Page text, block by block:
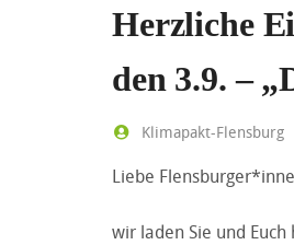
Herzliche
den 3.9. –
Klimapakt-Flensburg
Liebe
wir laden Sie und